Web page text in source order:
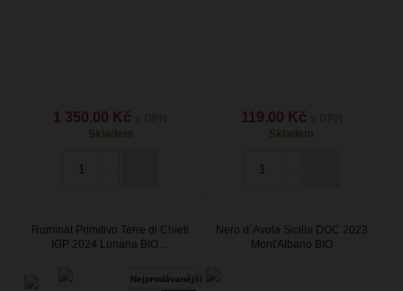
1 350.00 Kč
Skladem
119.00 Kč
Skladem
Ruminat Primitivo Terre di Chieti
IGP 2024 Lunaria BIO…
Nejprodávanější
Nero d´Avola Sicilia DOC 2023
Mont'Albano BIO